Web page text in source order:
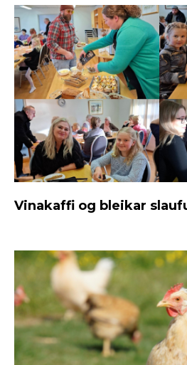
Vinakaffi og bleikar